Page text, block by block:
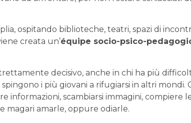
ospitando biblioteche, teatri, spazi di
creata un’équipe socio-psico-
decisivo, anche in chi ha più
i più giovani a rifugiarsi in altri mondi.
informazioni, scambiarsi immagini, compiere
magari amarle, oppure odiarle.